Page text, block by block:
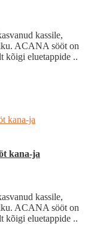
kassile,
ACANA sööt on
kõigi eluetappide ..
kana-ja
kassile,
ACANA sööt on
kõigi eluetappide ..